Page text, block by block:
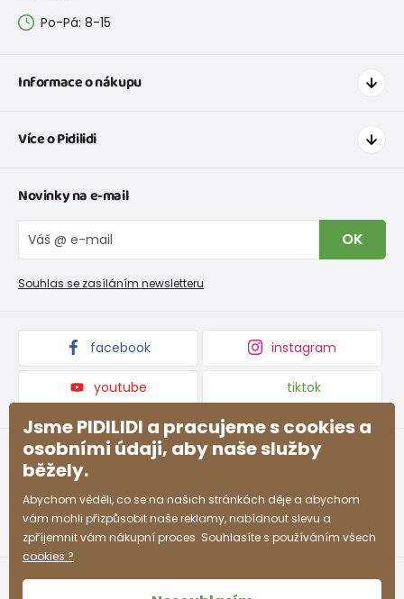
Po-Pá: 8-15
Informace o nákupu
Doprava a platba
Tabulka velikostí obuvi
Vrácení zboží a reklamace
Reklamační řád
Nevyzvednutá objednávka na dobírku
Více o Pidilidi
O nás
Blog
Velkoobchod PiDiLiDi
Affiliate program
Kolekce zboží
Novinky na e-mail
OK
Souhlas se zasíláním newsletteru
facebook instagram
youtube tiktok
Jsme PIDILIDI a pracujeme s cookies a
osobními údaji, aby naše služby
běžely.
Abychom věděli, co se na našich stránkách děje a abychom
vám mohli přizpůsobit naše reklamy, nabídnout slevu a
zpříjemnit vám nákupní proces. Souhlasíte s používáním všech
cookies ?